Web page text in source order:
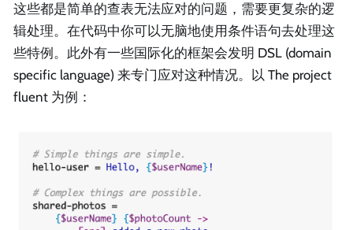
这些都是简单的查表无法应对的问题，需要更复杂的逻
辑处理。在代码中你可以无脑地使用条件语句去处理这
些特例。此外有一些国际化的框架会发明 DSL (domain
specific language) 来专门应对这种情况。以 The project
fluent 为例：